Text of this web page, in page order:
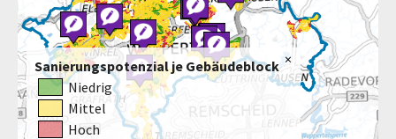
Sanierungspotenzial je Gebäudeblock
Niedrig
Mittel
Hoch